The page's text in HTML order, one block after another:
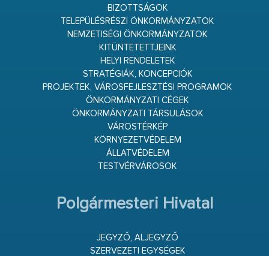
BIZOTTSÁGOK
TELEPÜLÉSRÉSZI ÖNKORMÁNYZATOK
NEMZETISÉGI ÖNKORMÁNYZATOK
KITÜNTETETTJEINK
HELYI RENDELETEK
STRATÉGIÁK, KONCEPCIÓK
PROJEKTEK, VÁROSFEJLESZTÉSI PROGRAMOK
ÖNKORMÁNYZATI CÉGEK
ÖNKORMÁNYZATI TÁRSULÁSOK
VÁROSTÉRKÉP
KÖRNYEZETVÉDELEM
ÁLLATVÉDELEM
TESTVÉRVÁROSOK
Polgármesteri Hivatal
JEGYZŐ, ALJEGYZŐ
SZERVEZETI EGYSÉGEK